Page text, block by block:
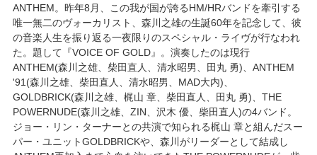
ANTHEM。昨年8月、この我が国が誇るHM/HRバンドを牽引する
唯一無二のヴォーカリスト、森川之雄の生誕60年を記念して、彼
の音楽人生を振り返る一夜限りのスペシャル・ライヴが行なわれ
た。題して『VOICE OF GOLD』。演奏したのは現行
ANTHEM(森川之雄、柴田直人、清水昭男、田丸 勇)、ANTHEM
'91(森川之雄、柴田直人、清水昭男、MAD大内)、
GOLDBRICK(森川之雄、梶山 章、柴田直人、田丸 勇)、THE
POWERNUDE(森川之雄、ZIN、沢木 優、柴田直人)の4バンド。
ジョー・リン・ターナーとの共演で知られる梶山 章と組んだスー
パー・ユニットGOLDBRICKや、森川がリーダーとして結成し